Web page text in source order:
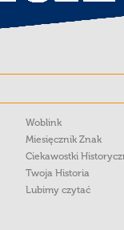
Woblink
Miesięcznik Znak
Ciekawostki
Twoja Historia
Lubimy czytać